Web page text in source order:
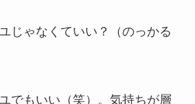
じゃなくていい？（のっかる
でもいい（笑）。気持ちが層